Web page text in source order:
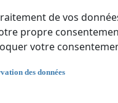
de vos
propre
votre
des données